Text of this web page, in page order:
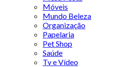
Móveis
Mundo Beleza
Organização
Papelaria
Pet Shop
Saúde
Tv e Vídeo